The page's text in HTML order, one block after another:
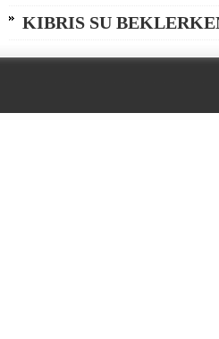
KIBRIS SU